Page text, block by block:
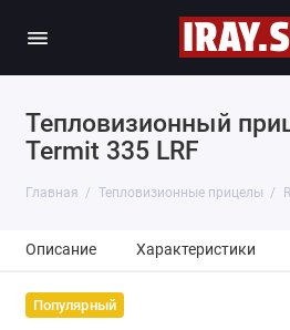
Тепловизионный
Termit 335 LRF
Главная Тепловизионные прицелы
Описание Характеристики
Популярный